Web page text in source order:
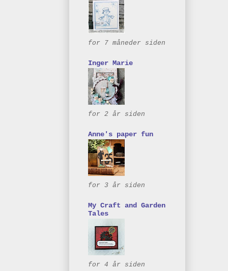
for 7 måneder siden
Inger Marie
for 2 år siden
Anne's paper fun
for 3 år siden
My Craft and Garden
Tales
for 4 år siden